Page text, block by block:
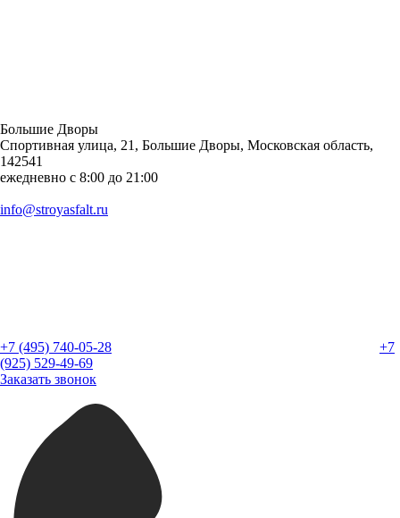
Большие Дворы
Спортивная улица, 21, Большие Дворы, Московская область,
142541
ежедневно с 8:00 до 21:00
info@stroyasfalt.ru
+7 (495) 740-05-28
+7
(925) 529-49-69
Заказать звонок